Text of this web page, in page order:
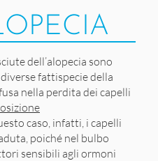
dell’alopecia sono
fattispecie della
nella perdita dei capelli
caso, infatti, i capelli
poiché nel bulbo
sensibili agli ormoni